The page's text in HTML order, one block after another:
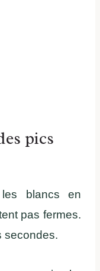
pics
les blancs en
pas fermes.
secondes.